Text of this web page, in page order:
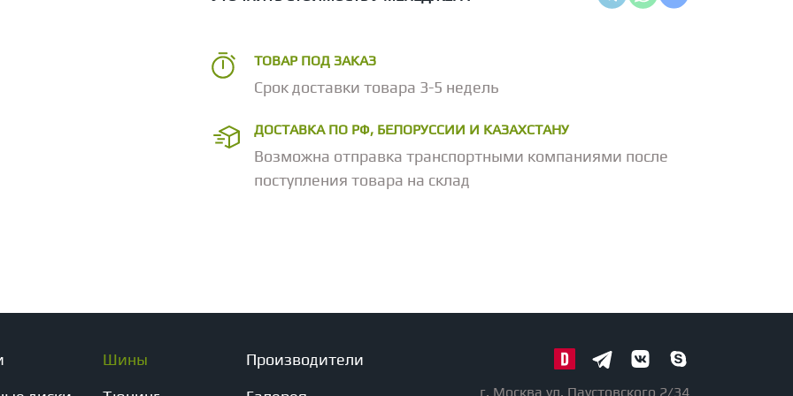
ТОВАР ПОД ЗАКАЗ
Срок доставки товара 3-5 недель
ДОСТАВКА ПО РФ, БЕЛОРУССИИ И КАЗАХСТАНУ
Возможна отправка транспортными компаниями после
поступления товара на склад
Шины
Производители
г. Москва ул. Паустовского 2/34